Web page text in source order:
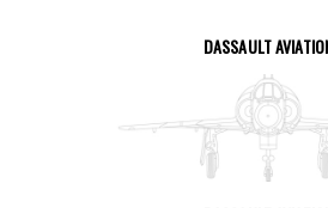
DASSAULT